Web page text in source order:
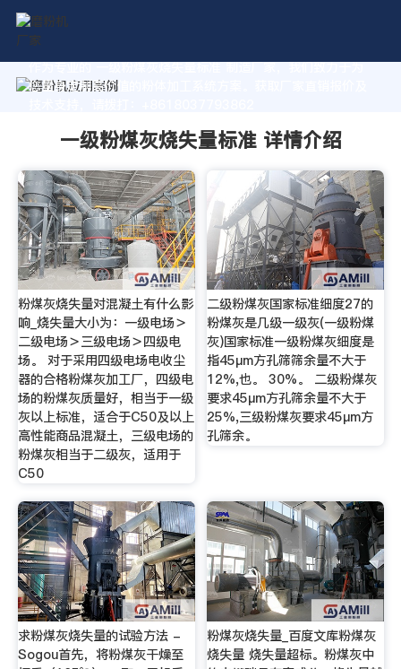
作为专业的 一级粉煤灰烧失量标准 制造厂家，我们致力于为
您量身定制高价值的粉体加工系统方案。获取厂家直销报价及
一级粉煤灰烧失量标准 详情介绍
粉煤灰烧失量对混凝土有什么影
响_烧失量大小为：一级电场＞
二级电场＞三级电场＞四级电
场。 对于采用四级电场电收尘
器的合格粉煤灰加工厂，四级电
场的粉煤灰质量好，相当于一级
灰以上标准，适合于C50及以上
高性能商品混凝土，三级电场的
粉煤灰相当于二级灰，适用于
C50
二级粉煤灰国家标准细度27的
粉煤灰是几级一级灰(一级粉煤
灰)国家标准一级粉煤灰细度是
指45μm方孔筛筛余量不大于
12%,也。 30%。 二级粉煤灰
要求45μm方孔筛余量不大于
25%,三级粉煤灰要求45μm方
孔筛余。
求粉煤灰烧失量的试验方法 -
Sogou首先，将粉煤灰干燥至
粉煤灰烧失量_百度文库粉煤灰
烧失量 烧失量超标。粉煤灰中